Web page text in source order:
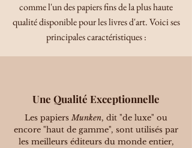
comme l'un des papiers fins de la plus haute
qualité disponible pour les livres d'art. Voici ses
principales caractéristiques :
Une Qualité Exceptionnelle
Les papiersMunken, dit "de luxe" ou
encore "haut de gamme", sont utilisés par
les meilleurs éditeurs du monde entier,